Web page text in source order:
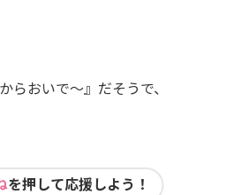
らおいで〜』だそうで、
を押して応援しよう！